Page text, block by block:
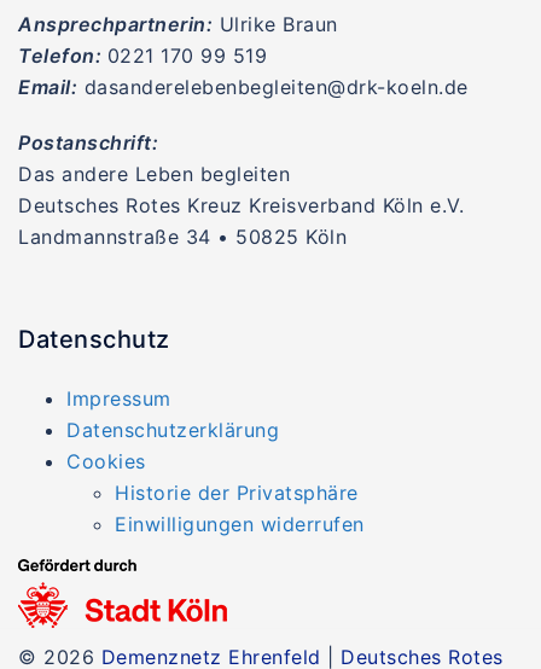
Ansprechpartnerin: Ulrike Braun
Telefon: 0221 170 99 519
Email: dasanderelebenbegleiten@drk-koeln.de
Postanschrift:
Das andere Leben begleiten
Deutsches Rotes Kreuz Kreisverband Köln e.V.
Landmannstraße 34 • 50825 Köln
Datenschutz
Impressum
Datenschutzerklärung
Cookies
Historie der Privatsphäre
Einwilligungen widerrufen
© 2026 Demenznetz Ehrenfeld Deutsches Rotes